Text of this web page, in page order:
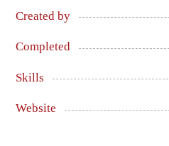
Created by
Completed
Skills
Website